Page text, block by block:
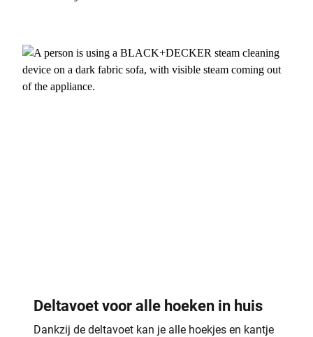
Deltavoet voor alle hoeken in huis
Dankzij de deltavoet kan je alle hoekjes en kantje